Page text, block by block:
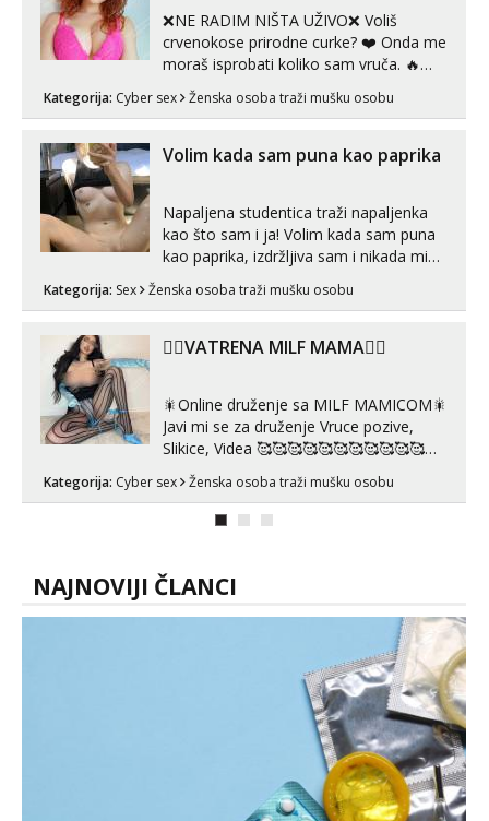
❌NE RADIM NIŠTA UŽIVO❌ Voliš
crvenokose prirodne curke? ❤️ Onda me
moraš isprobati koliko sam vruča.‎ ️‍🔥
MLADA vražica koja ima 100%
prorodne grudi, 💦 Misli su mi uvijek
U mojoj raznolikoj ponudi možeš
pranaći nešto po svojoj mjeri. Sexi videa
Kategorija: Cyber sex Ženska osoba traži mušku osobu
Volim kada sam puna kao paprika
Napaljena studentica traži napaljenka
kao što sam i ja! Volim kada sam puna
kao paprika, izdržljiva sam i nikada mi
puta dnevno bilo kad i bilo gdje zato se
link ispod i nadji me tamo, cekam te!
Kategorija: Sex Ženska osoba traži mušku osobu
❤️‍🔥VATRENA MILF MAMA❤️‍🔥
🎇Online druženje sa MILF MAMICOM🎇
Javi mi se za druženje Vruce pozive,
Slikice, Videa 🥰🥰🥰🥰🥰🥰🥰🥰🥰🥰🥰🥰
🥰 Solo ili sa partnerom ili kolegicama
Javi mi se porukom WhatsApp ili
Telegram WhatsApp 👉+385919977166
🤬...
Kategorija: Cyber sex Ženska osoba traži mušku osobu
NAJNOVIJI ČLANCI